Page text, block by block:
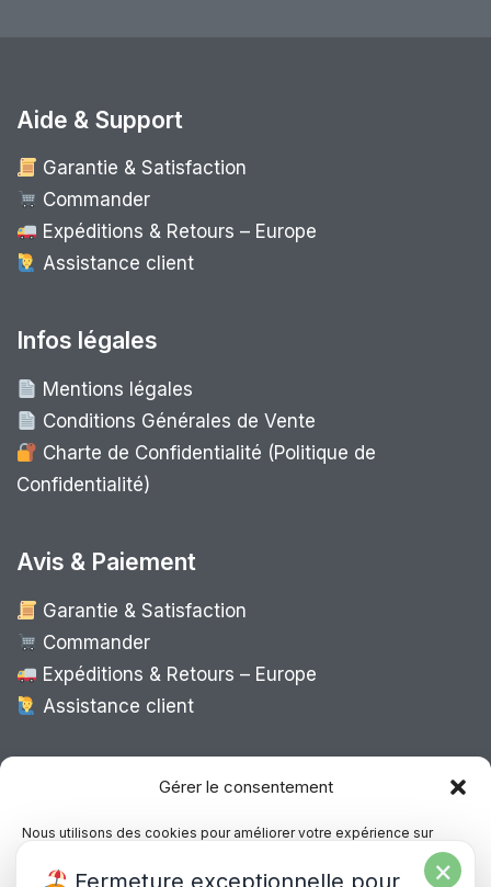
Gérer le consentement
Nous utilisons des cookies pour améliorer votre expérience sur
notre site, analyser le trafic et proposer des contenus personnalisés.
Aide & Support
Garantie & Satisfaction
Commander
Expéditions & Retours – Europe
Assistance client
Infos légales
Mentions légales
Conditions Générales de Vente
Charte de Confidentialité (Politique de
Confidentialité)
Avis & Paiement
Garantie & Satisfaction
Commander
Expéditions & Retours – Europe
Assistance client
Expédition Europe
Livraison rapide dans toute l’Europe via ×
Fermeture exceptionnelle pour